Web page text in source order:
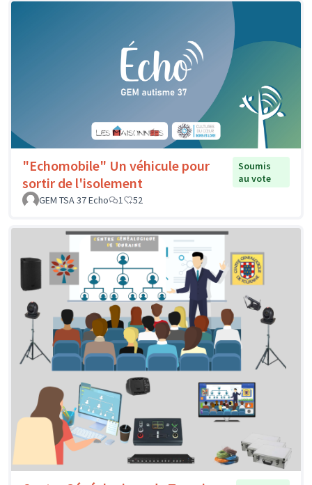
"Echomobile" Un véhicule pour
sortir de l'isolement
Soumis
au vote
GEM TSA 37 Echo
1 52